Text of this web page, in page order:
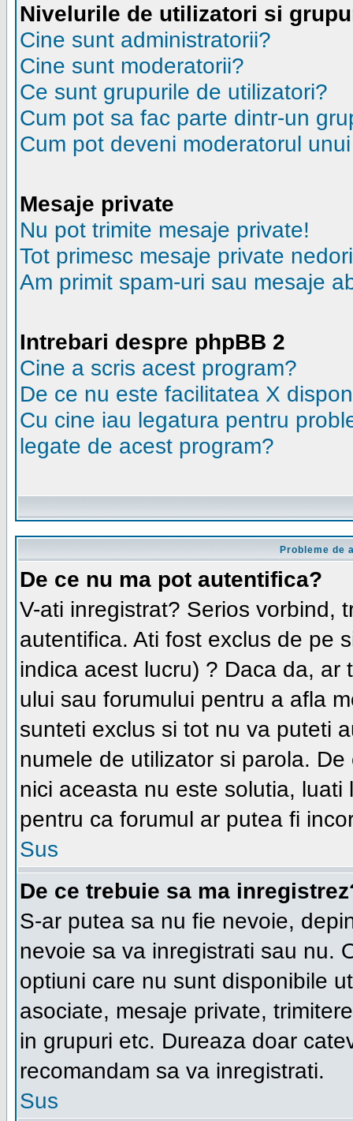
Nivelurile de utilizatori si
Cine sunt administratorii?
Cine sunt moderatorii?
Ce sunt grupurile de utilizatori?
Cum pot sa fac parte dintr-un
Cum pot deveni moderatorul
Mesaje private
Nu pot trimite mesaje private!
Tot primesc mesaje private
Am primit spam-uri sau mesaje
Intrebari despre phpBB 2
Cine a scris acest program?
De ce nu este facilitatea X
Cu cine iau legatura pentru
legate de acest program?
Probleme de
De ce nu ma pot autentifica?
V-ati inregistrat? Serios vorbind,
autentifica. Ati fost exclus de pe
indica acest lucru) ? Daca da, ar
ului sau forumului pentru a afla
sunteti exclus si tot nu va puteti
numele de utilizator si parola.
nici aceasta nu este solutia,
pentru ca forumul ar putea fi
Sus
De ce trebuie sa ma
S-ar putea sa nu fie nevoie,
nevoie sa va inregistrati sau nu.
optiuni care nu sunt disponibile
asociate, mesaje private,
in grupuri etc. Dureaza doar
recomandam sa va inregistrati.
Sus